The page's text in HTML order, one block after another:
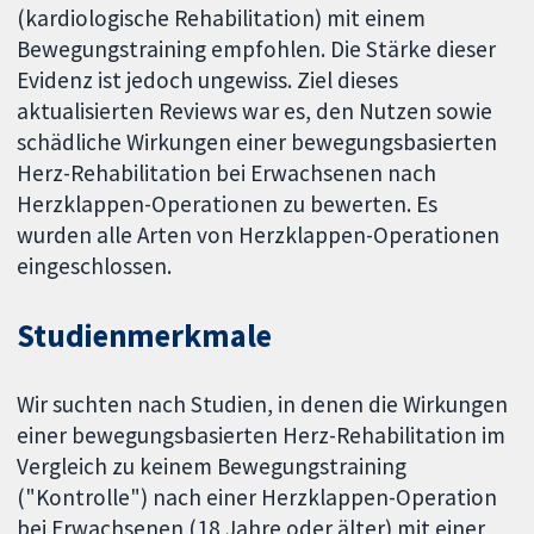
(kardiologische Rehabilitation) mit einem
Bewegungstraining empfohlen. Die Stärke dieser
Evidenz ist jedoch ungewiss. Ziel dieses
aktualisierten Reviews war es, den Nutzen sowie
schädliche Wirkungen einer bewegungsbasierten
Herz-Rehabilitation bei Erwachsenen nach
Herzklappen-Operationen zu bewerten. Es
wurden alle Arten von Herzklappen-Operationen
eingeschlossen.
Studienmerkmale
Wir suchten nach Studien, in denen die Wirkungen
einer bewegungsbasierten Herz-Rehabilitation im
Vergleich zu keinem Bewegungstraining
("Kontrolle") nach einer Herzklappen-Operation
bei Erwachsenen (18 Jahre oder älter) mit einer